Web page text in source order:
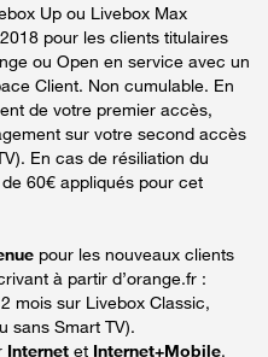
Up ou Livebox Max
pour les clients titulaires
ou Open en service avec un
Client. Non cumulable. En
de votre premier accès,
sur votre second accès
En cas de résiliation du
60€ appliqués pour cet
pour les nouveaux clients
à partir d’orange.fr :
mois sur Livebox Classic,
sans Smart TV).
Internet et Internet+Mobile.